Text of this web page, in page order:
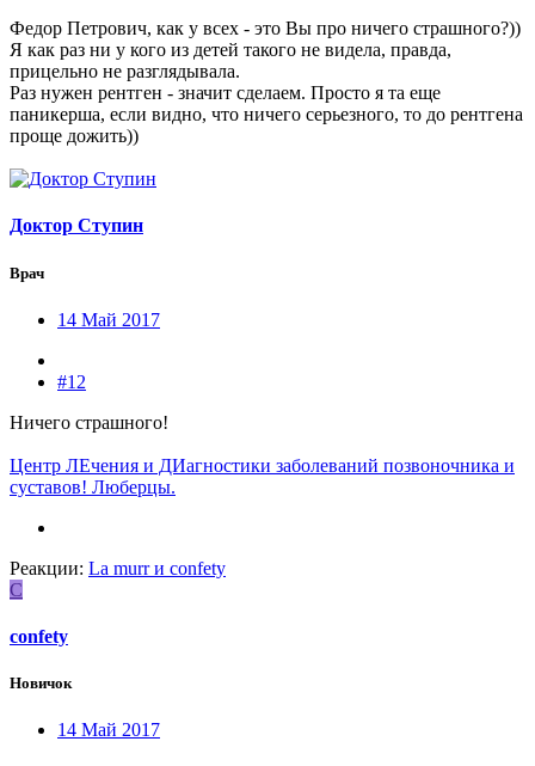
Федор Петрович, как у всех - это Вы про ничего страшного?))
Я как раз ни у кого из детей такого не видела, правда,
прицельно не разглядывала.
Раз нужен рентген - значит сделаем. Просто я та еще
паникерша, если видно, что ничего серьезного, то до рентгена
проще дожить))
Доктор Ступин
Врач
14 Май 2017
#12
Ничего страшного!
Центр ЛЕчения и ДИагностики заболеваний позвоночника и
суставов! Люберцы.
Реакции: La murrи confety
C
confety
Новичок
14 Май 2017